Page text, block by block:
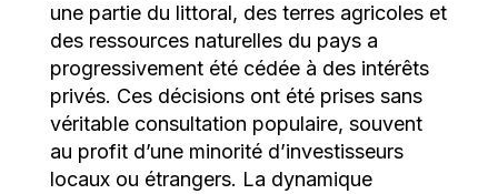
une partie du littoral, des terres agricoles et
des ressources naturelles du pays a
progressivement été cédée à des intérêts
privés. Ces décisions ont été prises sans
véritable consultation populaire, souvent
au profit d’une minorité d’investisseurs
locaux ou étrangers. La dynamique